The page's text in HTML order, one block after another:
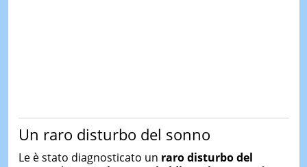
Un raro disturbo del sonno
Le è stato diagnosticato un raro disturbo del